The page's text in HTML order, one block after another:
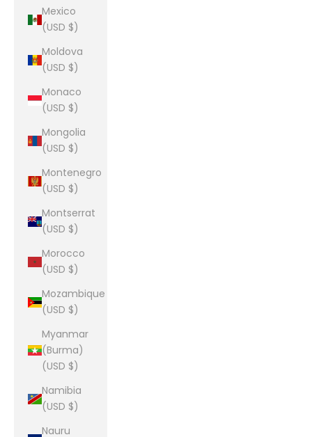
Mexico
(USD $)
Moldova
(USD $)
Monaco
(USD $)
Mongolia
(USD $)
Montenegro
(USD $)
Montserrat
(USD $)
Morocco
(USD $)
Mozambique
(USD $)
Myanmar
(Burma)
(USD $)
Namibia
(USD $)
Nauru